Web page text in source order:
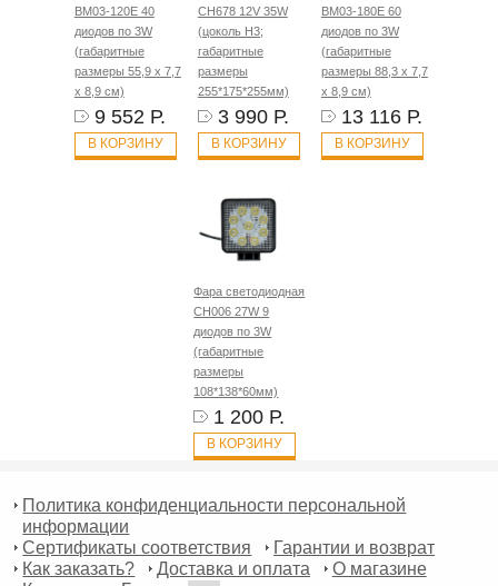
BM03-120E 40
диодов по 3W
(габаритные
размеры 55,9 х 7,7
х 8,9 см)
9 552 Р.
В КОРЗИНУ
CH678 12V 35W
(цоколь H3;
габаритные
размеры
255*175*255мм)
3 990 Р.
В КОРЗИНУ
BM03-180E 60
диодов по 3W
(габаритные
размеры 88,3 х 7,7
х 8,9 см)
13 116 Р.
В КОРЗИНУ
Фара светодиодная
CH006 27W 9
диодов по 3W
(габаритные
размеры
108*138*60мм)
1 200 Р.
В КОРЗИНУ
Политика конфиденциальности персональной
информации
Сертификаты соответствия
Гарантии и возврат
Как заказать?
Доставка и оплата
О магазине